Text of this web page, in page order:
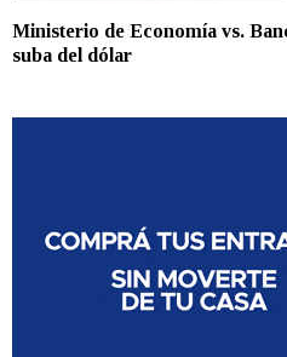
Ministerio de Economía vs.
suba del dólar